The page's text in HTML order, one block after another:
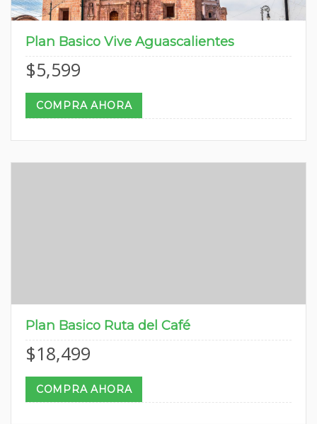
Plan Basico Vive Aguascalientes
$5,599
COMPRA AHORA
Plan Basico Ruta del Café
$18,499
COMPRA AHORA